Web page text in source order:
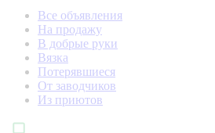
Все объявления
На продажу
В добрые руки
Вязка
Потерявшиеся
От заводчиков
Из приютов